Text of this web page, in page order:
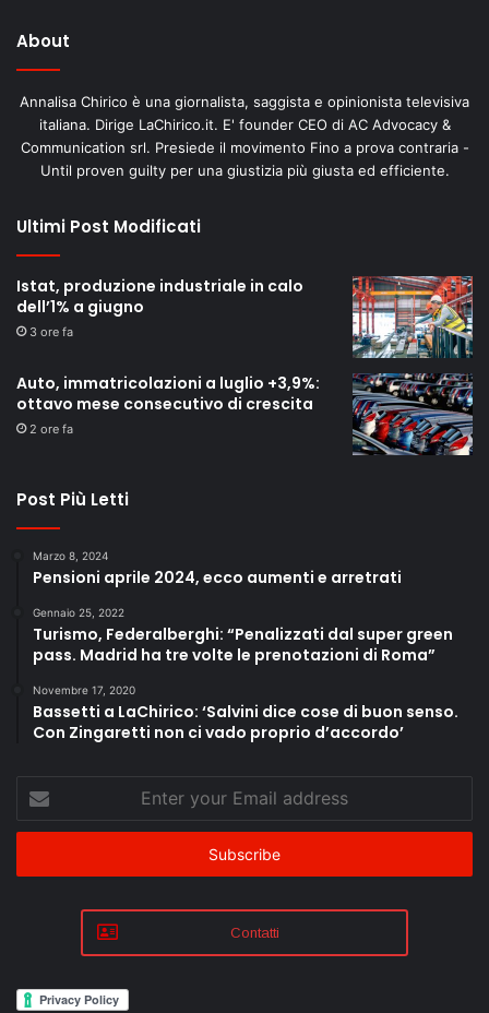
About
Annalisa Chirico è una giornalista, saggista e opinionista televisiva
italiana. Dirige LaChirico.it. E' founder CEO di AC Advocacy &
Communication srl. Presiede il movimento Fino a prova contraria -
Until proven guilty per una giustizia più giusta ed efficiente.
Ultimi Post Modificati
Istat, produzione industriale in calo
dell’1% a giugno
3 ore fa
Auto, immatricolazioni a luglio +3,9%:
ottavo mese consecutivo di crescita
2 ore fa
Post Più Letti
Marzo 8, 2024
Pensioni aprile 2024, ecco aumenti e arretrati
Gennaio 25, 2022
Turismo, Federalberghi: “Penalizzati dal super green
pass. Madrid ha tre volte le prenotazioni di Roma”
Novembre 17, 2020
Bassetti a LaChirico: ‘Salvini dice cose di buon senso.
Con Zingaretti non ci vado proprio d’accordo’
your
Email
Contatti